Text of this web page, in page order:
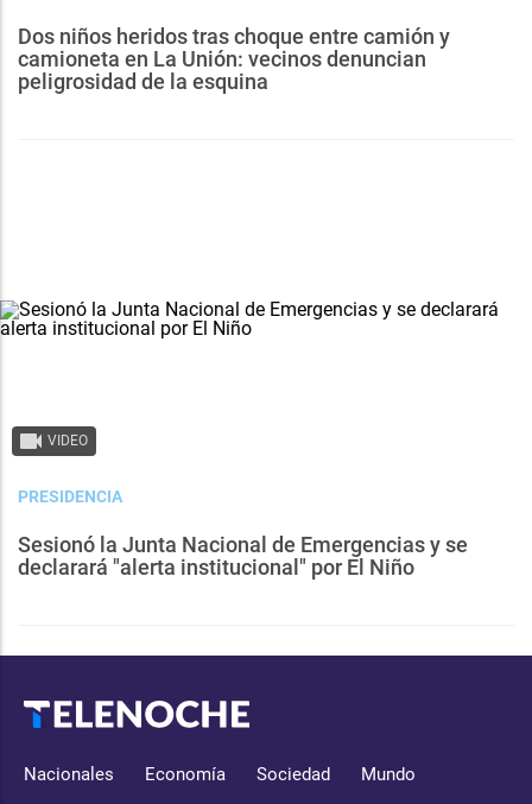
Dos niños heridos tras choque entre camión y
camioneta en La Unión: vecinos denuncian
peligrosidad de la esquina
VIDEO
PRESIDENCIA
Sesionó la Junta Nacional de Emergencias y se
declarará "alerta institucional" por El Niño
Nacionales Economía Sociedad Mundo